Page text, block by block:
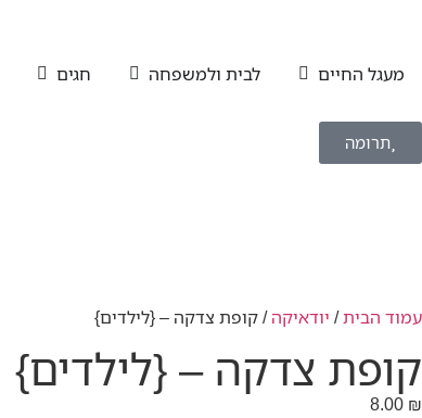
מעגל החיים לבית ולמשפחה חגים
תרומה
עמוד הבית/ יודאיקה/ קופת צדקה – {לילדים}
קופת צדקה – {לילדים}
8.00 ₪